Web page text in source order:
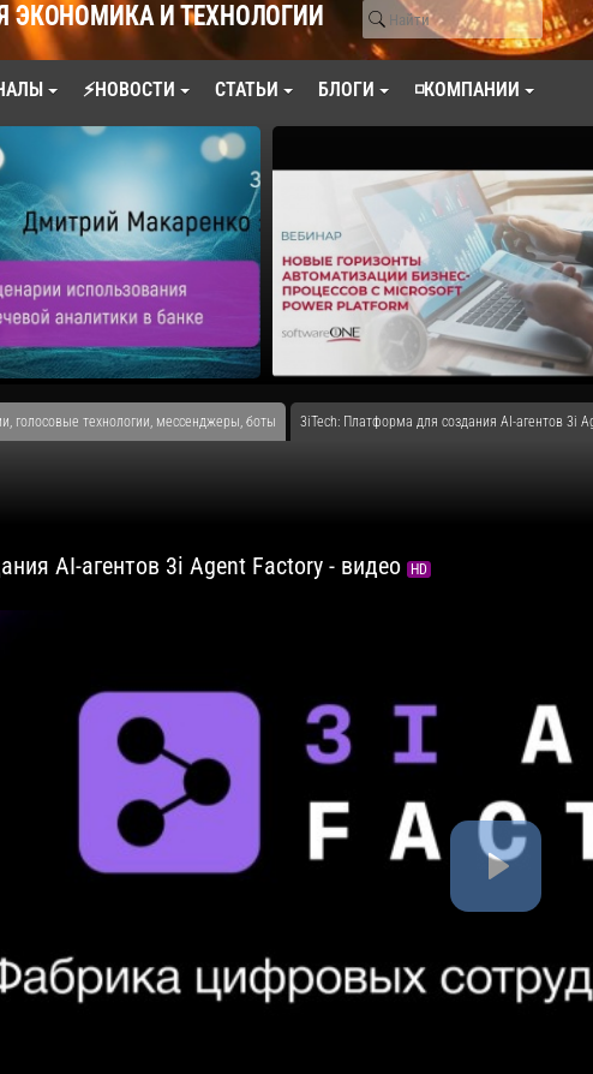
ЭКОНОМИКА И ТЕХНОЛОГИИ
⚡НОВОСТИ СТАТЬИ БЛОГИ ◽КОМПАНИИ
голосовые технологии, мессенджеры, боты 3iTech: Платформа для создания AI-агентов 3i
AI-агентов 3i Agent Factory - видео HD